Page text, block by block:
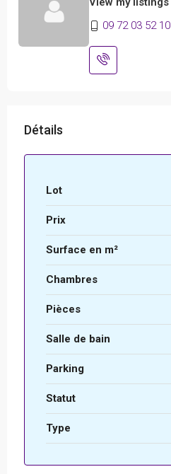
09 72 03 52 10
Détails
Lot
Prix
Surface en m²
Chambres
Pièces
Salle de bain
Parking
Statut
Type